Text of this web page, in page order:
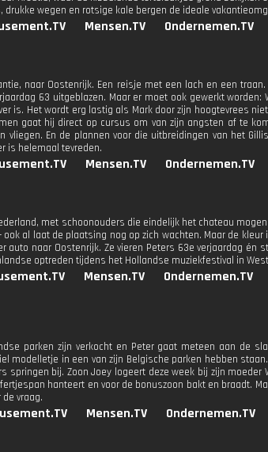
drukke wegen en rotsige kale bergen de ideale
Mensen.TV Ondernemen.TV
naar Oostenrijk. Een reisje met een lach en een
63 uitgeblazen. Maar er moet ook gewerkt worden:
is. Het wordt erg lastig als Mark door zijn hoogtevrees
gaat hij direct op cursus om van zijn angsten af te
vliegen. En de plannen voor die uitbreidingen van het
is helemaal tevreden.
Mensen.TV Ondernemen.TV
met schoonouders die eindelijk het chateau
al laat de plaatsing nog op zich wachten. Maar de
auto naar Oostenrijk. Ze vieren Peters 63e verjaardag én
optreden tijdens het Hollandse muziekfestival in
Mensen.TV Ondernemen.TV
parken zijn verkocht en Peter gaat meteen aan de
modelletje in een van zijn Belgische parken hebben
springen bij. Zoon Joey logeert deze week bij zijn moeder
hanteert en voor de bonuszoon bakt en braadt.
vraag.
Mensen.TV Ondernemen.TV